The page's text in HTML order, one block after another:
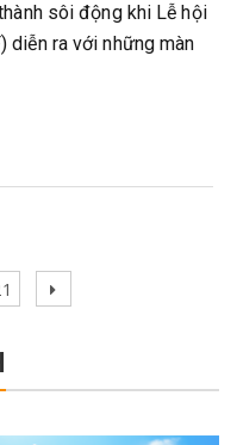
sôi động khi Lễ hội
diễn ra với những màn
Next